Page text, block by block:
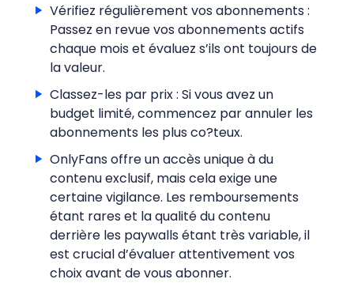
Vérifiez régulièrement vos abonnements :
Passez en revue vos abonnements actifs
chaque mois et évaluez s’ils ont toujours de
la valeur.
Classez-les par prix : Si vous avez un
budget limité, commencez par annuler les
abonnements les plus co?teux.
OnlyFans offre un accès unique à du
contenu exclusif, mais cela exige une
certaine vigilance. Les remboursements
étant rares et la qualité du contenu
derrière les paywalls étant très variable, il
est crucial d’évaluer attentivement vos
choix avant de vous abonner.